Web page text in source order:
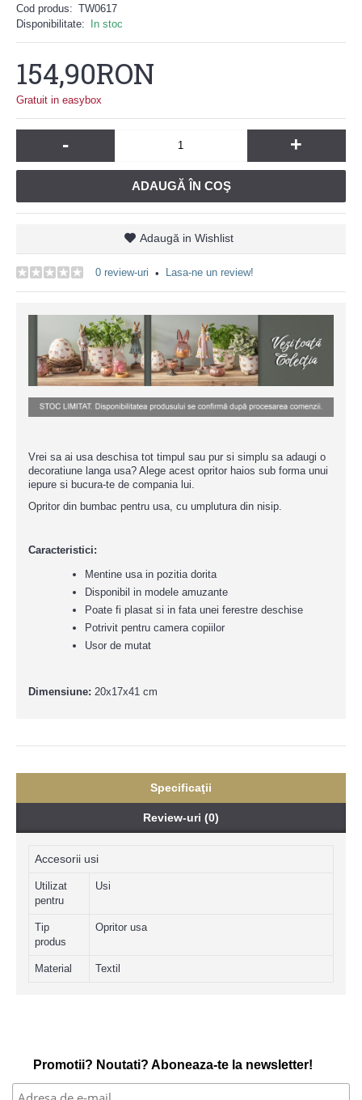
Cod produs: TW0617
Disponibilitate:
In stoc
154,90RON
Gratuit in easybox
- +
ADAUGĂ ÎN COŞ
Adaugă in Wishlist
0 review-uri • Lasa-ne un review!
Vrei sa ai usa deschisa tot timpul sau pur si simplu sa adaugi o
decoratiune langa usa? Alege acest opritor haios sub forma unui
iepure si bucura-te de compania lui.
Opritor din bumbac pentru usa, cu umplutura din nisip.
Caracteristici:
Mentine usa in pozitia dorita
Disponibil in modele amuzante
Poate fi plasat si in fata unei ferestre deschise
Potrivit pentru camera copiilor
Usor de mutat
Dimensiune: 20x17x41 cm
Specificaţii
Review-uri (0)
Accesorii usi
Utilizat
pentru
Usi
Tip
produs
Opritor usa
Material Textil
Promotii? Noutati? Aboneaza-te la newsletter!